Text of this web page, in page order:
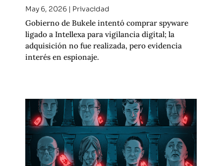
May 6, 2026| Privacidad
Gobierno de Bukele intentó comprar spyware
ligado a Intellexa para vigilancia digital; la
adquisición no fue realizada, pero evidencia
interés en espionaje.